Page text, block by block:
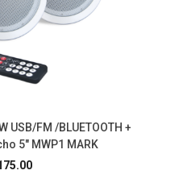
FM /BLUETOOTH +
5″ MWP1 MARK